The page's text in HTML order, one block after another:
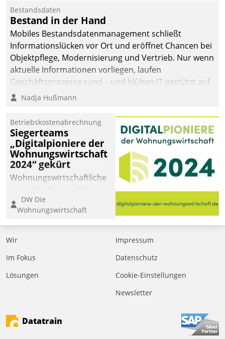
Bestandsdaten
Bestand in der Hand
Mobiles Bestandsdatenmanagement schließt
Informationslücken vor Ort und eröffnet Chancen bei
Objektpflege, Modernisierung und Vertrieb. Nur wenn
aktuelle Informationen vorliegen, laufen
Geschäftsprozesse rund – und blühen IT-gestützt auf.
Nadja Hußmann
Betriebskostenabrechnung
Siegerteams
„Digitalpioniere der
Wohnungswirtschaft
2024“ gekürt
Wohnungswirtschaftliche
eine digitale Zukunft zu
finden, ist das Ziel des
Awards „Digitalpioniere
der
Bewerben können sich
dafür ein Team
DW Die
Wohnungswirtschaft
Wir
Im Fokus
Lösungen
Impressum
Datenschutz
Cookie-Einstellungen
Newsletter
Datatrain